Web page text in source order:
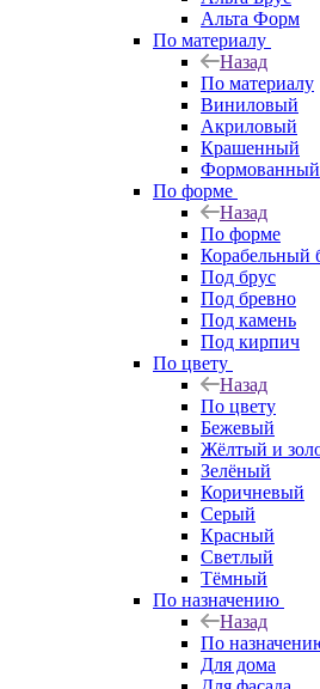
Альта Форм
По материалу
Назад
По материалу
Виниловый
Акриловый
Крашенный
Формованный
По форме
Назад
По форме
Корабельный
Под брус
Под бревно
Под камень
Под кирпич
По цвету
Назад
По цвету
Бежевый
Жёлтый и
Зелёный
Коричневый
Серый
Красный
Светлый
Тёмный
По назначению
Назад
По
Для дома